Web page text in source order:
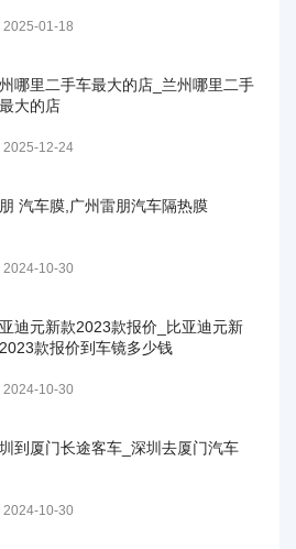
2025-01-18
哪里二手车最大的店_兰州哪里二手
大的店
2025-12-24
汽车膜,广州雷朋汽车隔热膜
2024-10-30
迪元新款2023款报价_比亚迪元新
款报价到车镜多少钱
2024-10-30
到厦门长途客车_深圳去厦门汽车
2024-10-30